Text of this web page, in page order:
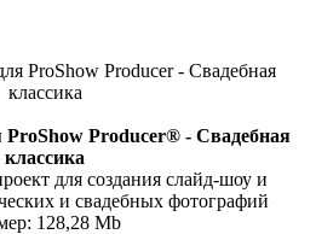
Producer® - Свадебная
классика
для создания слайд-шоу и
и свадебных фотографий
128,28 Mb